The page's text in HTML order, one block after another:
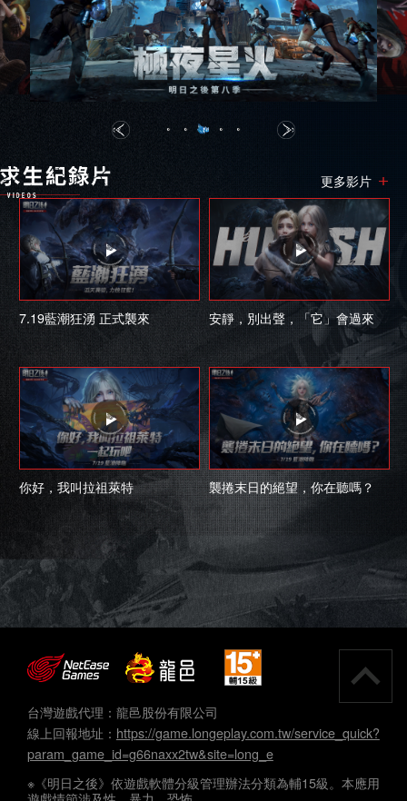
更多影片
7.19藍潮狂湧 正式襲來 安靜，別出聲，「它」會過來
你好，我叫拉祖萊特 襲捲末日的絕望，你在聽嗎？
台灣遊戲代理：龍邑股份有限公司
線上回報地址： https://game.longeplay.com.tw/service_quick?
param_game_id=g66naxx2tw&site=long_e
※《明日之後》依遊戲軟體分級管理辦法分類為輔15級。本應用